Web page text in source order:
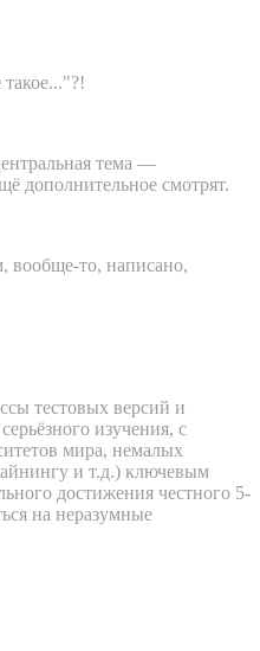
тема —
дополнительное смотрят.
вообще-то, написано,
тестовых версий и
изучения, с
мира, немалых
и т.д.) ключевым
достижения честного 5-
на неразумные